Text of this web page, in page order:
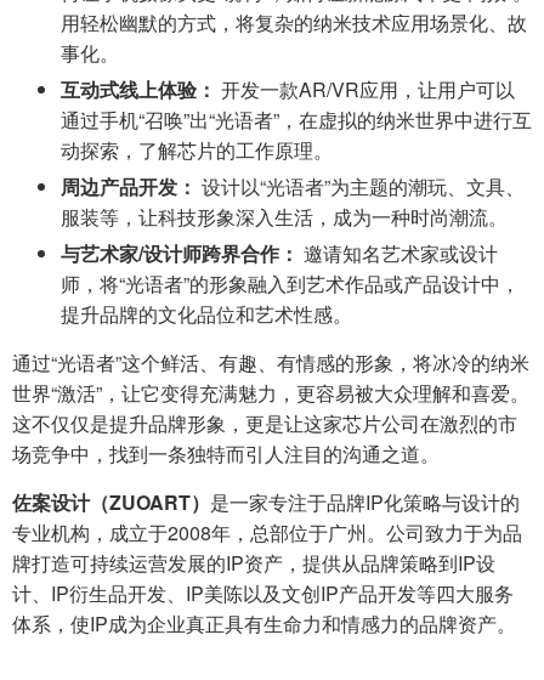
用轻松幽默的方式，将复杂的纳米技术应用场景化、故
事化。
互动式线上体验： 开发一款AR/VR应用，让用户可以
通过手机“召唤”出“光语者”，在虚拟的纳米世界中进行互
动探索，了解芯片的工作原理。
周边产品开发： 设计以“光语者”为主题的潮玩、文具、
服装等，让科技形象深入生活，成为一种时尚潮流。
与艺术家/设计师跨界合作： 邀请知名艺术家或设计
师，将“光语者”的形象融入到艺术作品或产品设计中，
提升品牌的文化品位和艺术性感。
通过“光语者”这个鲜活、有趣、有情感的形象，将冰冷的纳米
世界“激活”，让它变得充满魅力，更容易被大众理解和喜爱。
这不仅仅是提升品牌形象，更是让这家芯片公司在激烈的市
场竞争中，找到一条独特而引人注目的沟通之道。
佐案设计（ZUOART） 是一家专注于品牌IP化策略与设计的
专业机构，成立于2008年，总部位于广州。公司致力于为品
牌打造可持续运营发展的IP资产，提供从品牌策略到IP设
计、IP衍生品开发、IP美陈以及文创IP产品开发等四大服务
体系，使IP成为企业真正具有生命力和情感力的品牌资产。